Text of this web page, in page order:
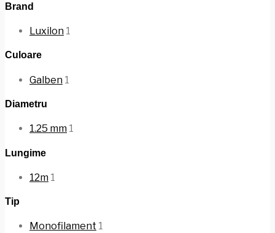
Brand
Luxilon 1
Culoare
Galben 1
Diametru
1.25 mm 1
Lungime
12m 1
Tip
Monofilament 1